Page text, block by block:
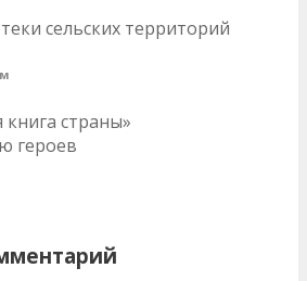
сельских территорий
книга страны»
героев